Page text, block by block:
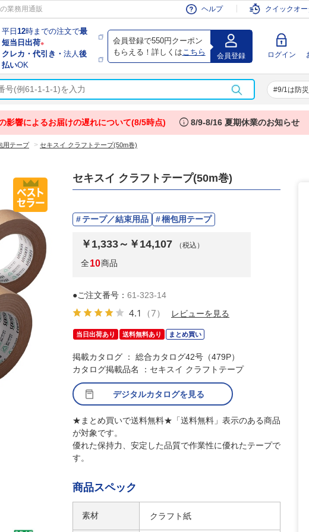
業務用通販 ヘルプ クイックオー
平日12時までの注文で最
短当日出荷※
クレカ・代引き・法人後
払いOK
会員登録で550円クーポン
もらえる！詳しくは こちら 会員登録 ログイン
9/1は防
会員登録 ログイ
影響によるお届けの遅れについて(8/5時点) info 8/9-8/16 夏期休業のお知らせ
用テープ > セキスイ クラフトテープ(50m巻)
セキスイ クラフトテープ(50m巻)
テープ／結束用品 梱包用テープ
￥1,333～￥14,107 （税込）
全10商品
●ご注文番号： 61-323-14
4.1 （7） レビューを見る
当日出荷あり 送料無料あり まとめ買い
掲載カタログ ： 総合カタログ42号（479P）
デジタルカタログを見る
カタログ掲載品名 ：セキスイ クラフトテープ
★まとめ買いで送料無料★「送料無料」表示のある商品
が対象です。
優れた保持力、安定した品質で作業性に優れたテープで
す。
商品スペック
素材 クラフト紙